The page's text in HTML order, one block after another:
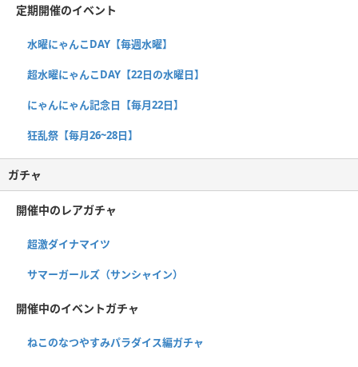
定期開催のイベント
水曜にゃんこDAY【毎週水曜】
超水曜にゃんこDAY【22日の水曜日】
にゃんにゃん記念日【毎月22日】
狂乱祭【毎月26~28日】
ガチャ
開催中のレアガチャ
超激ダイナマイツ
サマーガールズ（サンシャイン）
開催中のイベントガチャ
ねこのなつやすみパラダイス編ガチャ